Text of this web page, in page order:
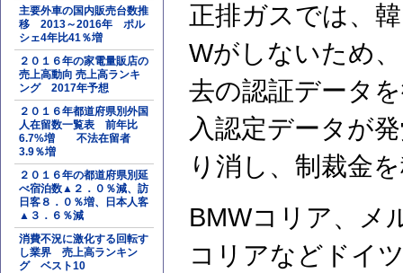
主要外車の国内販売台数推
移 2013～2016年 ポル
シェ4年比41％増
２０１６年の家電量販店の
売上高動向 売上高ランキ
ング 2017年予想
２０１６年都道府県別外国
人在留数一覧表 前年比
6.7%増 不法在留者
3.9％増
２０１６年の都道府県別延
べ宿泊数▲２．０％減、訪
日客８．０％増、日本人客
▲３．６％減
消費不況に激化する回転す
し業界 売上高ランキン
グ ベスト10
正排ガスでは、
Wがしないため
去の認証データ
入認定データが
り消し、制裁金
BMWコリア、メ
コリアなどドイ